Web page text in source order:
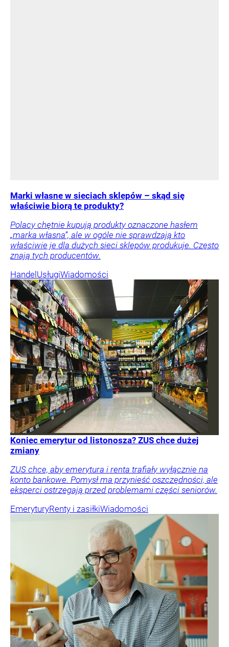
Marki własne w sieciach sklepów – skąd się
właściwie biorą te produkty?
Polacy chętnie kupują produkty oznaczone hasłem
„marka własna”, ale w ogóle nie sprawdzają kto
właściwie je dla dużych sieci sklepów produkuje. Często
znają tych producentów.
HandelUsługiWiadomości
Koniec emerytur od listonosza? ZUS chce dużej
zmiany
ZUS chce, aby emerytura i renta trafiały wyłącznie na
konto bankowe. Pomysł ma przynieść oszczędności, ale
eksperci ostrzegają przed problemami części seniorów.
EmeryturyRenty i zasiłkiWiadomości